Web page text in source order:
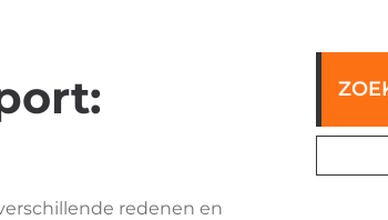
redenen en